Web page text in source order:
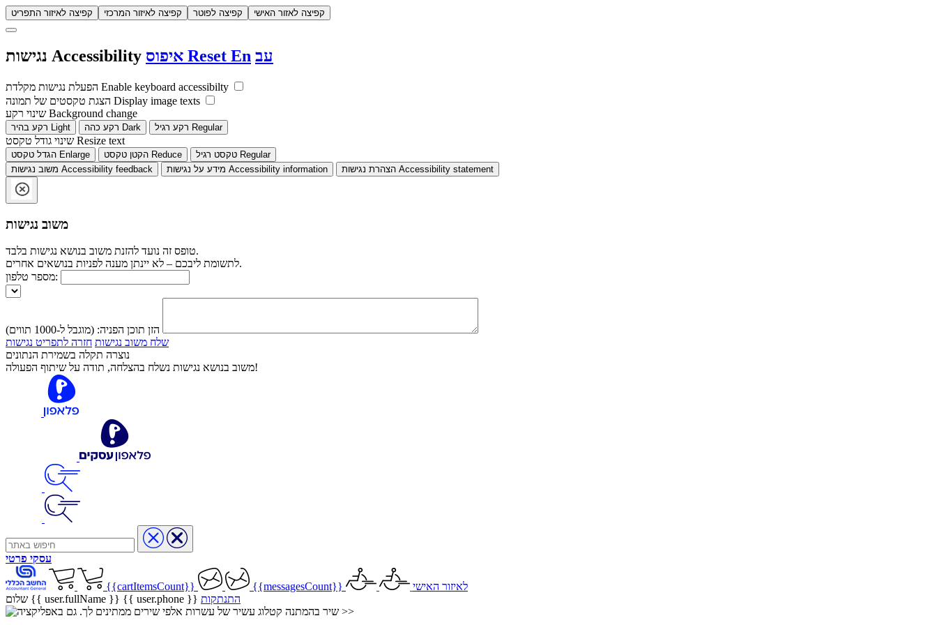
קפיצה לאיזור התפריט קפיצה לאיזור המרכזי קפיצה לפוטר קפיצה לאזור האישי
Accessibility Reset En עב
Enable keyboard accessibilty
Display image texts
Background change
Light Dark Regular
Resize text
Enlarge Reduce
Regular
Accessibility feedback Accessibility information Accessibility statement
משוב נגישות
טופס זה נועד להזנת משוב בנושא נגישות בלבד.
לתשומת ליבכם – לא יינתן מענה לפניות בנושאים אחרים.
מספר טלפון:
הזן תוכן הפניה: (מוגבל ל-1000 תווים)
שלח משוב נגישות חזרה לתפריט נגישות
נוצרה תקלה בשמירת הנתונים
משוב בנושא נגישות נשלח בהצלחה, תודה על שיתוף הפעולה!
עסקי פרטי
{{cartItemsCount}} {{messagesCount}}
לאיזור האישי
שלום {{ user.fullName }} {{ user.phone }} התנתקות